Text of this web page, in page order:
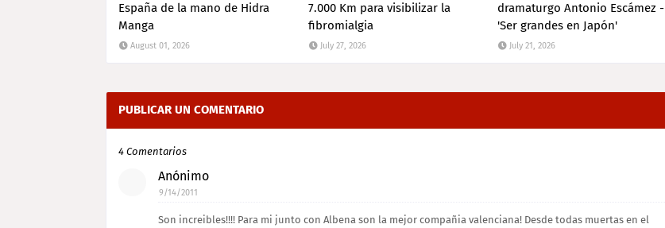
España de la mano de Hidra
Manga
August 01, 2026
7.000 Km para visibilizar la
fibromialgia
July 27, 2026
dramaturgo Antonio Escámez -
'Ser grandes en Japón'
July 21, 2026
PUBLICAR UN COMENTARIO
4 Comentarios
Anónimo
9/14/2011
Son increibles!!!! Para mi junto con Albena son la mejor compañia valenciana! Desde todas muertas en el